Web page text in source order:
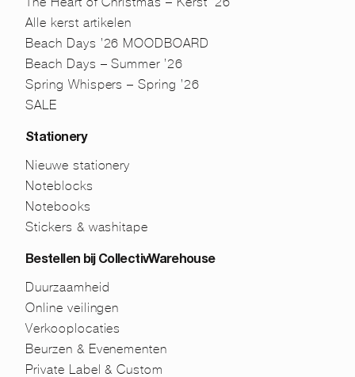
Alle kerst artikelen
Beach Days ’26 MOODBOARD
Beach Days – Summer ’26
Spring Whispers – Spring ’26
SALE
Stationery
Nieuwe stationery
Noteblocks
Notebooks
Stickers & washitape
Bestellen bij CollectivWarehouse
Duurzaamheid
Online veilingen
Verkooplocaties
Beurzen & Evenementen
Private Label & Custom